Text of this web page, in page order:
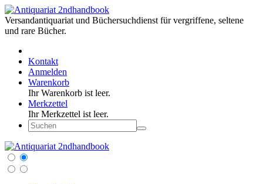
Versandantiquariat und Büchersuchdienst für vergriffene, seltene
und rare Bücher.
Kontakt
Anmelden
Warenkorb
Ihr Warenkorb ist leer.
Merkzettel
Ihr Merkzettel ist leer.